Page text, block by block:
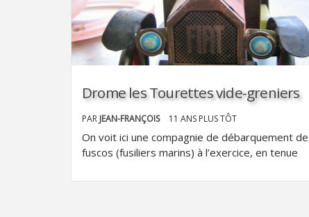
Drome les Tourettes vide-greniers
PAR JEAN-FRANÇOIS 11 ANS PLUS TÔT
On voit ici une compagnie de débarquement de
fuscos (fusiliers marins) à l’exercice, en tenue